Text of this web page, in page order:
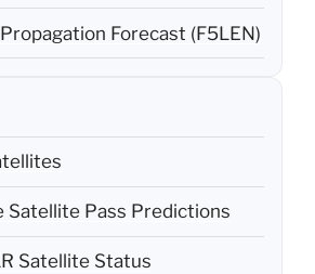
Forecast (F5LEN)
Satellite Pass Predictions
Satellite Status